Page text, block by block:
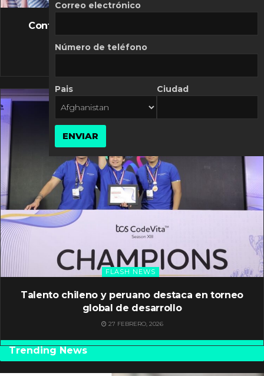
FLASH NEWS
Controversia de Mercado Libre por costos
10 MARZO, 2026
FLASH NEWS
Talento chileno y peruano destaca en torneo
global de desarrollo
27 FEBRERO, 2026
Trending News
Correo electrónico
Número de teléfono
Pais Ciudad
ENVIAR